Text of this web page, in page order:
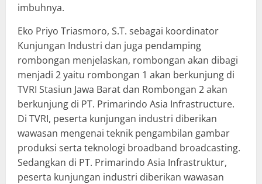
imbuhnya.
Eko Priyo Triasmoro, S.T. sebagai koordinator
Kunjungan Industri dan juga pendamping
rombongan menjelaskan, rombongan akan dibagi
menjadi 2 yaitu rombongan 1 akan berkunjung di
TVRI Stasiun Jawa Barat dan Rombongan 2 akan
berkunjung di PT. Primarindo Asia Infrastructure.
Di TVRI, peserta kunjungan industri diberikan
wawasan mengenai teknik pengambilan gambar
produksi serta teknologi broadband broadcasting.
Sedangkan di PT. Primarindo Asia Infrastruktur,
peserta kunjungan industri diberikan wawasan